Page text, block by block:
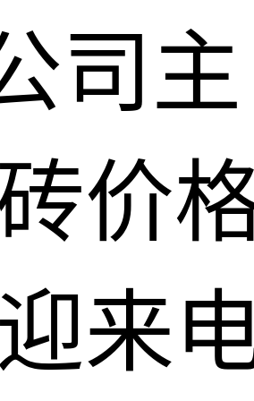
司主
价
来